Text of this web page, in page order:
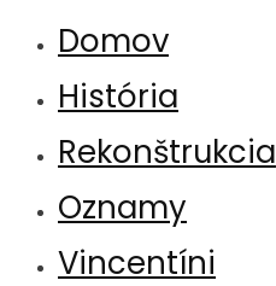
Domov
História
Rekonštrukcia
Oznamy
Vincentíni